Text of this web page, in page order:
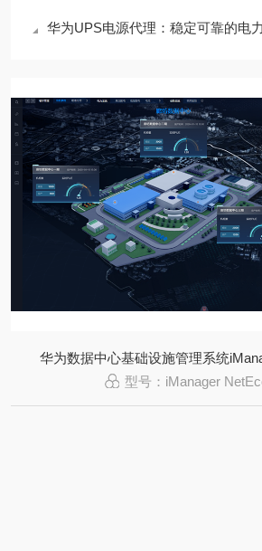
华为UPS电源代理：稳定可靠的电
华为数据中心基础设施管理系统
型号：iManager